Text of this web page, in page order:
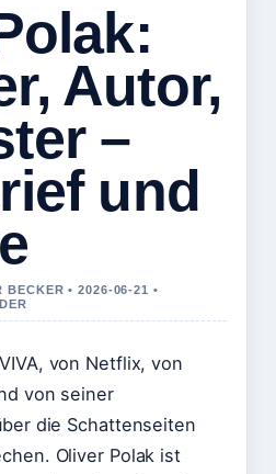
Autor,
–
und
BECKER • 2026-06-21 •
von Netflix, von
von seiner
die Schattenseiten
Oliver Polak ist